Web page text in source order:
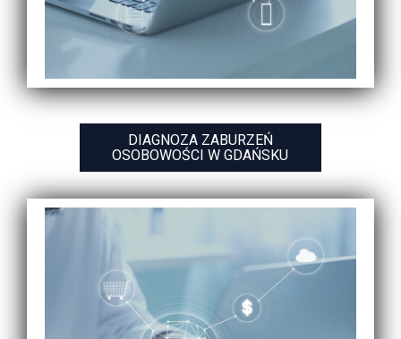
DIAGNOZA ZABURZEŃ
OSOBOWOŚCI W GDAŃSKU